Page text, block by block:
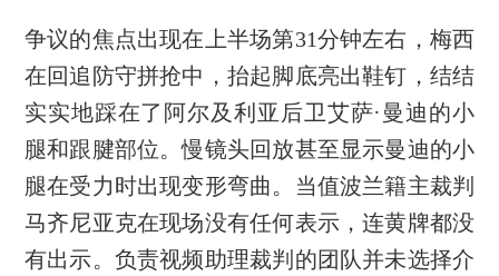
争议的焦点出现在上半场第31分钟左右，梅西
在回追防守拼抢中，抬起脚底亮出鞋钉，结结
实实地踩在了阿尔及利亚后卫艾萨·曼迪的小
腿和跟腱部位。慢镜头回放甚至显示曼迪的小
腿在受力时出现变形弯曲。当值波兰籍主裁判
马齐尼亚克在现场没有任何表示，连黄牌都没
有出示。负责视频助理裁判的团队并未选择介